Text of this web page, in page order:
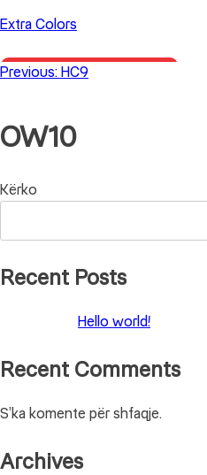
Skip
content
Extra Colors
Primary Menu
OW10
Lëvizje
Previous: HC9
Kërko
Recent Posts
Hello world!
Recent Comments
S’ka komente për shfaqje.
Archives